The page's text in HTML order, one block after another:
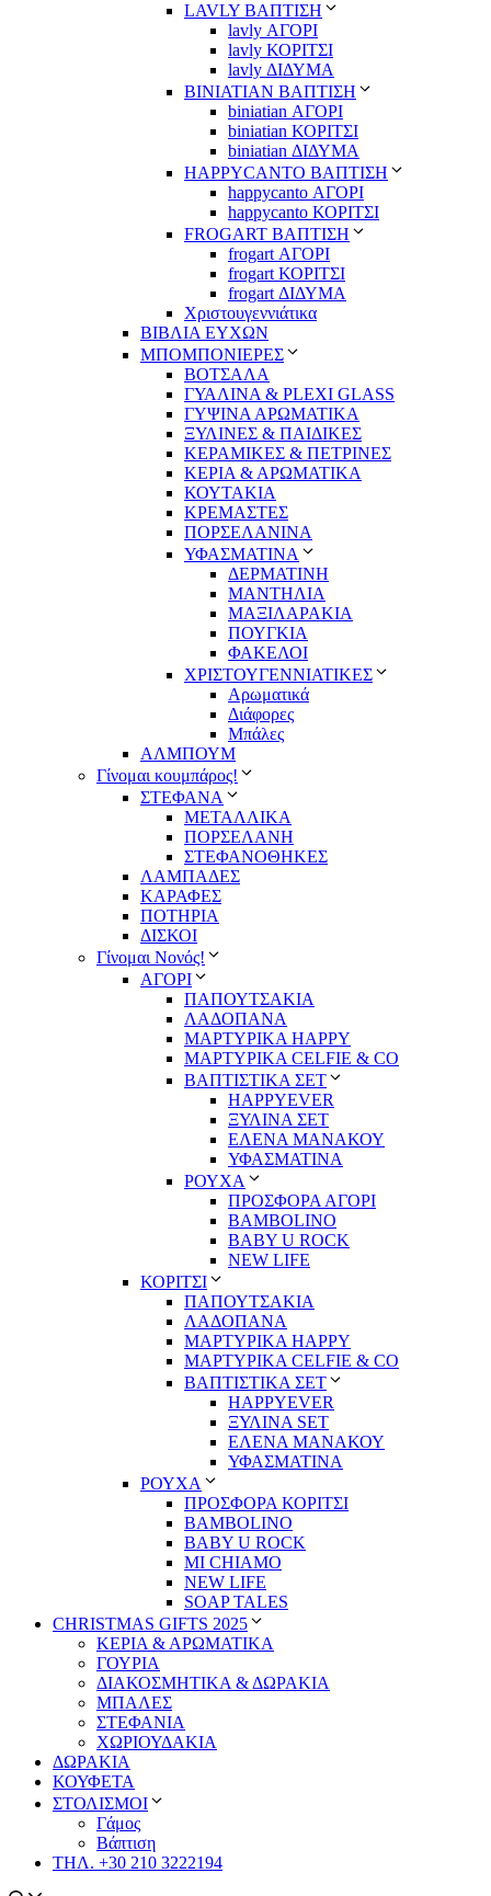
LAVLY ΒΑΠΤΙΣΗ
lavly ΑΓΟΡΙ
lavly ΚΟΡΙΤΣΙ
lavly ΔΙΔΥΜΑ
ΒΙΝΙΑΤΙΑΝ ΒΑΠΤΙΣΗ
biniatian ΑΓΟΡΙ
biniatian ΚΟΡΙΤΣΙ
biniatian ΔΙΔΥΜΑ
HAPPYCANTO ΒΑΠΤΙΣΗ
happycanto ΑΓΟΡΙ
happycanto ΚΟΡΙΤΣΙ
FROGART ΒΑΠΤΙΣΗ
frogart ΑΓΟΡΙ
frogart ΚΟΡΙΤΣΙ
frogart ΔΙΔΥΜΑ
Χριστουγεννιάτικα
ΒΙΒΛΙΑ ΕΥΧΩΝ
ΜΠΟΜΠΟΝΙΕΡΕΣ
ΒΟΤΣΑΛΑ
ΓΥΑΛΙΝΑ & PLEXI GLASS
ΓΥΨΙΝΑ ΑΡΩΜΑΤΙΚΑ
ΞΥΛΙΝΕΣ & ΠΑΙΔΙΚΕΣ
ΚΕΡΑΜΙΚΕΣ & ΠΕΤΡΙΝΕΣ
ΚΕΡΙΑ & ΑΡΩΜΑΤΙΚΑ
ΚΟΥΤΑΚΙΑ
ΚΡΕΜΑΣΤΕΣ
ΠΟΡΣΕΛΑΝΙΝΑ
ΥΦΑΣΜΑΤΙΝA
ΔΕΡΜΑΤΙΝΗ
ΜΑΝΤΗΛΙΑ
ΜΑΞΙΛΑΡΑΚΙΑ
ΠΟΥΓΚΙΑ
ΦΑΚΕΛΟΙ
ΧΡΙΣΤΟΥΓΕΝΝΙΑΤΙΚΕΣ
Αρωματικά
Διάφορες
Μπάλες
ΑΛΜΠΟΥΜ
Γίνομαι κουμπάρος!
ΣΤΕΦΑΝΑ
ΜΕΤΑΛΛΙΚΑ
ΠΟΡΣΕΛΑΝΗ
ΣΤΕΦΑΝΟΘΗΚΕΣ
ΛΑΜΠΑΔΕΣ
ΚΑΡΑΦΕΣ
ΠΟΤΗΡΙΑ
ΔΙΣΚΟΙ
Γίνομαι Νονός!
ΑΓΟΡΙ
ΠΑΠΟΥΤΣΑΚΙΑ
ΛΑΔΟΠΑΝΑ
ΜΑΡΤΥΡΙΚΑ HAPPY
ΜΑΡΤΥΡΙΚΑ CELFIE & CO
ΒΑΠΤΙΣΤΙΚΑ ΣΕΤ
HAPPYEVER
ΞΥΛΙΝΑ ΣΕΤ
ΕΛΕΝΑ ΜΑΝΑΚΟΥ
ΥΦΑΣΜΑΤΙΝΑ
ΡΟΥΧΑ
ΠΡΟΣΦΟΡΑ ΑΓΟΡΙ
BAMBOLINO
BABY U ROCK
NEW LIFE
ΚΟΡΙΤΣΙ
ΠΑΠΟΥΤΣΑΚΙΑ
ΛΑΔΟΠΑΝΑ
ΜΑΡΤΥΡΙΚΑ HAPPY
ΜΑΡΤΥΡΙΚΑ CELFIE & CO
ΒΑΠΤΙΣΤΙΚΑ ΣΕΤ
HAPPYEVER
ΞΥΛΙΝΑ SET
ΕΛΕΝΑ ΜΑΝΑΚΟΥ
ΥΦΑΣΜΑΤΙΝΑ
ΡΟΥΧΑ
ΠΡΟΣΦΟΡΑ ΚΟΡΙΤΣΙ
BAMBOLINO
BABY U ROCK
MI CHIAMO
NEW LIFE
SOAP TALES
CHRISTMAS GIFTS 2025
ΚΕΡΙΑ & ΑΡΩΜΑΤΙΚΑ
ΓΟΥΡΙΑ
ΔΙΑΚΟΣΜΗΤΙΚΑ & ΔΩΡΑΚΙΑ
ΜΠΑΛΕΣ
ΣΤΕΦΑΝΙΑ
ΧΩΡΙΟΥΔΑΚΙΑ
ΔΩΡΑΚΙΑ
ΚΟΥΦΕΤΑ
ΣΤΟΛΙΣΜΟΙ
Γάμος
Βάπτιση
ΤΗΛ. +30 210 3222194